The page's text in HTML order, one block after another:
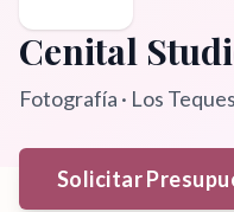
Cenital
Fotografía · Los Teques
Solicitar